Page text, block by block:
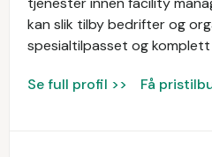
kan slik tilby bedrifter og
spesialtilpasset og komplett
Se full profil >> Få